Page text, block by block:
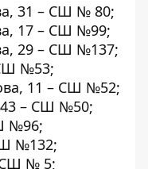
31 – СШ № 80;
17 – СШ №99;
29 – СШ №137;
№53;
11 – СШ №52;
43 – СШ №50;
№96;
№132;
СШ № 5;